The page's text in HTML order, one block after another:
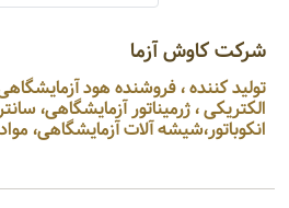
شرکت کاوش آزما
تولید کننده ، فروشنده
الکتریکی ، ژرمیناتور آزمایشگاهی،
انکوباتور،شیشه آلات آزمایشگاهی،